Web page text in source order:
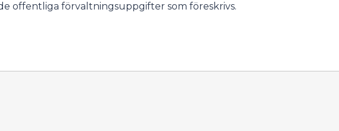
offentliga förvaltningsuppgifter som föreskrivs.